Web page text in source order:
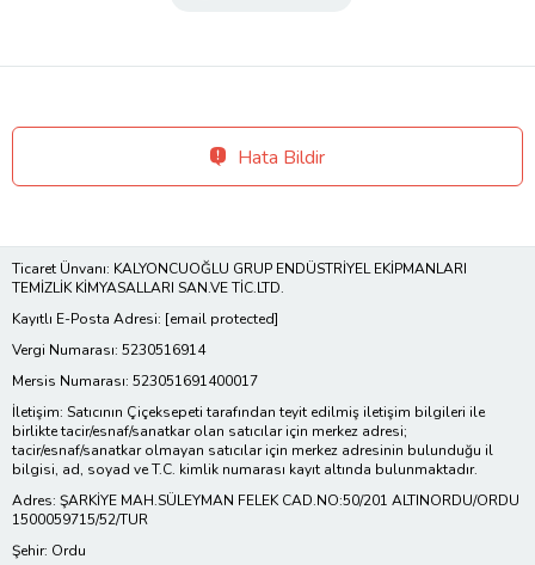
Hata Bildir
Ticaret Ünvanı: KALYONCUOĞLU GRUP ENDÜSTRİYEL EKİPMANLARI
TEMİZLİK KİMYASALLARI SAN.VE TİC.LTD.
Kayıtlı E-Posta Adresi: [email protected]
Vergi Numarası: 5230516914
Mersis Numarası: 523051691400017
İletişim: Satıcının Çiçeksepeti tarafından teyit edilmiş iletişim bilgileri ile
birlikte tacir/esnaf/sanatkar olan satıcılar için merkez adresi;
tacir/esnaf/sanatkar olmayan satıcılar için merkez adresinin bulunduğu il
bilgisi, ad, soyad ve T.C. kimlik numarası kayıt altında bulunmaktadır.
Adres: ŞARKİYE MAH.SÜLEYMAN FELEK CAD.NO:50/201 ALTINORDU/ORDU
1500059715/52/TUR
Şehir: Ordu